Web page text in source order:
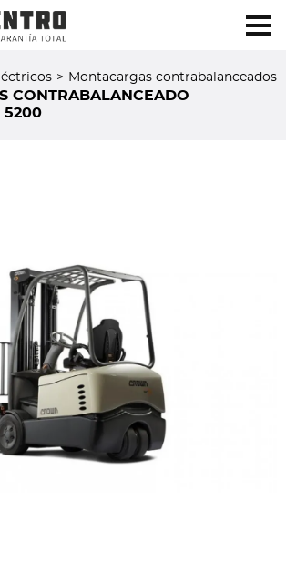
Regístrese aquí
> Montacargas contrabalanceados
CONTRABALANCEADO
5200